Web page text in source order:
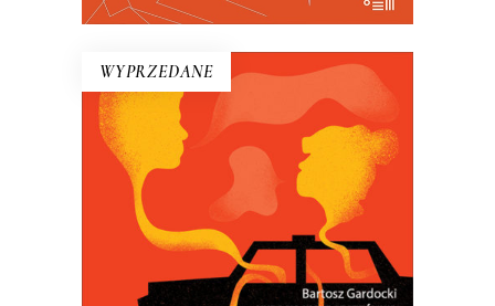
WYPRZEDANE
KURS NA ULICĘ SZCZĘŚLIWĄ
Kiedy Bartosz Gardocki usiadł za
kierownicą taksówki, poczuł się